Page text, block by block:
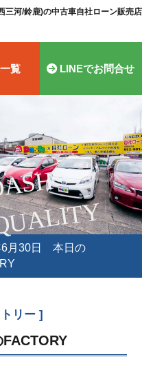
三河/鈴鹿)の中古車自社ローン販売
覧 LINEでお問合せ
6月30日 本日の
リー